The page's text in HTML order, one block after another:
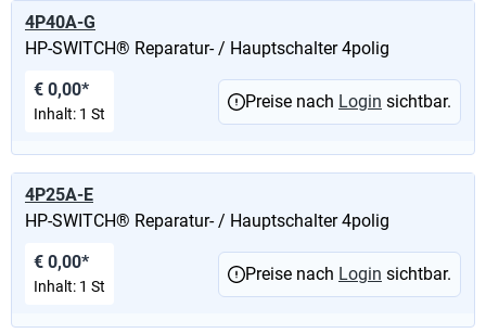
4P40A-G
HP-SWITCH® Reparatur- / Hauptschalter 4polig
€ 0,00*
Inhalt: 1 St
Preise nach Login sichtbar.
4P25A-E
HP-SWITCH® Reparatur- / Hauptschalter 4polig
€ 0,00*
Inhalt: 1 St
Preise nach Login sichtbar.